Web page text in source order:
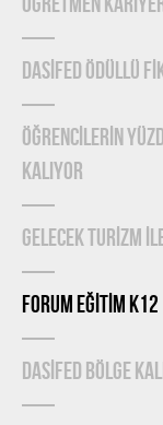
ÖĞRETMEN
DASİFED ÖDÜLLÜ
ÖĞRENCİLERİN
KALIYOR
GELECEK TURİZM
FORUM EĞİTİM K12
DASİFED BÖLGE